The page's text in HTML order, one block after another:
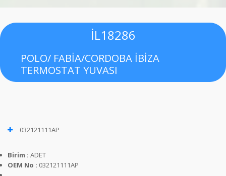
İL18286
POLO/ FABİA/CORDOBA İBİZA
TERMOSTAT YUVASI
032121111AP
Birim : ADET
OEM No : 032121111AP